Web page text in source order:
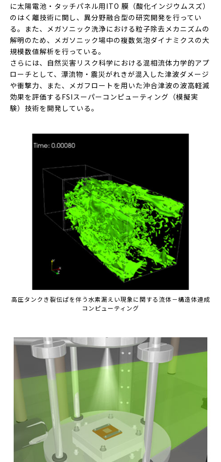
に太陽電池・タッチパネル用ITO 膜（酸化インジウムスズ）
のはく離技術に関し、異分野融合型の研究開発を行ってい
る。また、メガソニック洗浄における粒子除去メカニズムの
解明のため、メガソニック場中の複数気泡ダイナミクスの大
規模数値解析を行っている。
さらには、自然災害リスク科学における混相流体力学的アプ
ローチとして、漂流物・震災がれきが混入した津波ダメージ
や衝撃力、また、メガフロートを用いた沖合津波の波高軽減
効果を評価するFSIスーパーコンピューティング（模擬実
験）技術を開発している。
高圧タンクき裂伝ぱを伴う水素漏えい現象に関する流体－構造体連成
コンピューティング